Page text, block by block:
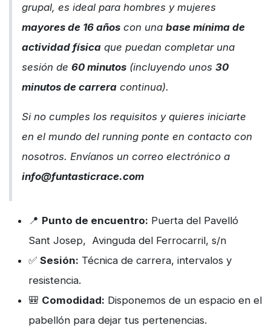
grupal, es ideal para hombres y mujeres
mayores de 16 años con una base mínima de
actividad física que puedan completar una
sesión de 60 minutos (incluyendo unos 30
minutos de carrera continua).
Si no cumples los requisitos y quieres iniciarte
en el mundo del running ponte en contacto con
nosotros. Envíanos un correo electrónico a
info@funtasticrace.com
📍 Punto de encuentro: Puerta del Pavelló
Sant Josep, Avinguda del Ferrocarril, s/n
✅ Sesión: Técnica de carrera, intervalos y
resistencia.
🎒 Comodidad: Disponemos de un espacio en el
pabellón para dejar tus pertenencias.